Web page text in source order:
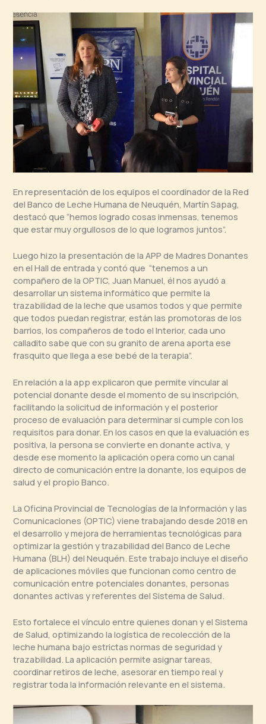
En representación de los equipos el coordinador de la Red
del Banco de Leche Humana de Neuquén, Martín Sapag,
destacó que “hemos logrado cosas inmensas, tenemos
que estar muy orgullosos de lo que logramos juntos”.
Luego hizo la presentación de la APP de Madres Donantes
en el Hall de entrada y contó que “tenemos a un
compañero de la OPTIC, Juan Manuel, él nos ayudó a
desarrollar un sistema informático que permite la
trazabilidad de la leche que usamos todos y que permite
que todos puedan registrar, están las promotoras de los
barrios, los compañeros de todo el Interior, cada uno
calladito sabe que con su granito de arena aporta ese
frasquito que llega a ese bebé de la terapia”.
En relación a la app explicaron que permite vincular al
potencial donante desde el momento de su inscripción,
facilitando la solicitud de información y el posterior
proceso de evaluación para determinar si cumple con los
requisitos para donar. En los casos en que la evaluación es
positiva, la persona se convierte en donante activa, y
desde ese momento la aplicación opera como un canal
directo de comunicación entre la donante, los equipos de
salud y el propio Banco.
La Oficina Provincial de Tecnologías de la Información y las
Comunicaciones (OPTIC) viene trabajando desde 2018 en
el desarrollo y mejora de herramientas tecnológicas para
optimizar la gestión y trazabilidad del Banco de Leche
Humana (BLH) del Neuquén. Este trabajo incluye el diseño
de aplicaciones móviles que funcionan como centro de
comunicación entre potenciales donantes, personas
donantes activas y referentes del Sistema de Salud.
Esto fortalece el vínculo entre quienes donan y el Sistema
de Salud, optimizando la logística de recolección de la
leche humana bajo estrictas normas de seguridad y
trazabilidad. La aplicación permite asignar tareas,
coordinar retiros de leche, asesorar en tiempo real y
registrar toda la información relevante en el sistema.